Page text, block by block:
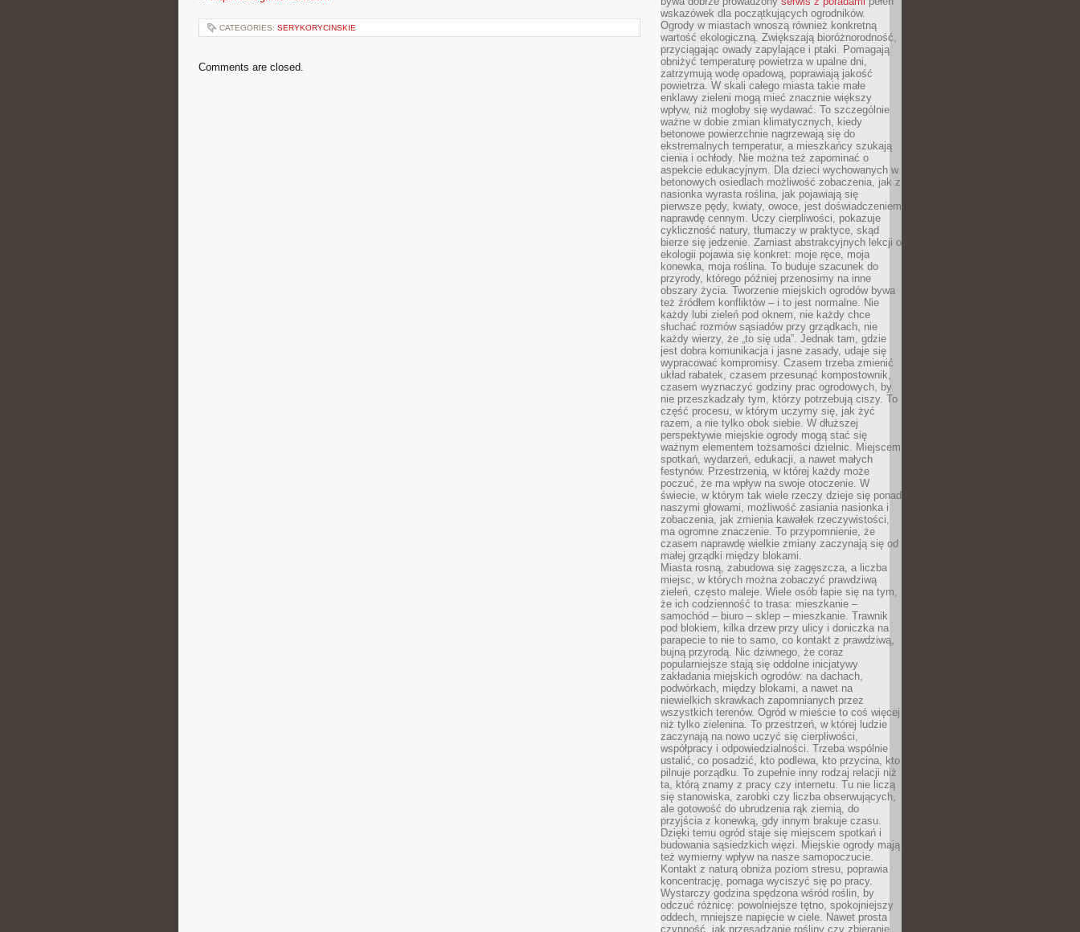
CATEGORIES: SERYKORYCINSKIE
Comments are closed.
wskazówek dla początkujących ogrodników.
Ogrody w miastach wnoszą również konkretną
wartość ekologiczną. Zwiększają bioróżnorodność,
przyciągając owady zapylające i ptaki. Pomagają
obniżyć temperaturę powietrza w upalne dni,
zatrzymują wodę opadową, poprawiają jakość
powietrza. W skali całego miasta takie małe
enklawy zieleni mogą mieć znacznie większy
wpływ, niż mogłoby się wydawać. To szczególnie
ważne w dobie zmian klimatycznych, kiedy
betonowe powierzchnie nagrzewają się do
ekstremalnych temperatur, a mieszkańcy szukają
cienia i ochłody. Nie można też zapominać o
aspekcie edukacyjnym. Dla dzieci wychowanych w
betonowych osiedlach możliwość zobaczenia, jak z
nasionka wyrasta roślina, jak pojawiają się
pierwsze pędy, kwiaty, owoce, jest doświadczeniem
naprawdę cennym. Uczy cierpliwości, pokazuje
cykliczność natury, tłumaczy w praktyce, skąd
bierze się jedzenie. Zamiast abstrakcyjnych lekcji o
ekologii pojawia się konkret: moje ręce, moja
konewka, moja roślina. To buduje szacunek do
przyrody, którego później przenosimy na inne
obszary życia. Tworzenie miejskich ogrodów bywa
też źródłem konfliktów – i to jest normalne. Nie
każdy lubi zieleń pod oknem, nie każdy chce
słuchać rozmów sąsiadów przy grządkach, nie
każdy wierzy, że „to się uda”. Jednak tam, gdzie
jest dobra komunikacja i jasne zasady, udaje się
wypracować kompromisy. Czasem trzeba zmienić
układ rabatek, czasem przesunąć kompostownik,
czasem wyznaczyć godziny prac ogrodowych, by
nie przeszkadzały tym, którzy potrzebują ciszy. To
część procesu, w którym uczymy się, jak żyć
razem, a nie tylko obok siebie. W dłuższej
perspektywie miejskie ogrody mogą stać się
ważnym elementem tożsamości dzielnic. Miejscem
spotkań, wydarzeń, edukacji, a nawet małych
festynów. Przestrzenią, w której każdy może
poczuć, że ma wpływ na swoje otoczenie. W
świecie, w którym tak wiele rzeczy dzieje się ponad
naszymi głowami, możliwość zasiania nasionka i
zobaczenia, jak zmienia kawałek rzeczywistości,
ma ogromne znaczenie. To przypomnienie, że
czasem naprawdę wielkie zmiany zaczynają się od
małej grządki między blokami.
Miasta rosną, zabudowa się zagęszcza, a liczba
miejsc, w których można zobaczyć prawdziwą
zieleń, często maleje. Wiele osób łapie się na tym,
że ich codzienność to trasa: mieszkanie –
samochód – biuro – sklep – mieszkanie. Trawnik
pod blokiem, kilka drzew przy ulicy i doniczka na
parapecie to nie to samo, co kontakt z prawdziwą,
bujną przyrodą. Nic dziwnego, że coraz
popularniejsze stają się oddolne inicjatywy
zakładania miejskich ogrodów: na dachach,
podwórkach, między blokami, a nawet na
niewielkich skrawkach zapomnianych przez
wszystkich terenów. Ogród w mieście to coś więcej
niż tylko zielenina. To przestrzeń, w której ludzie
zaczynają na nowo uczyć się cierpliwości,
współpracy i odpowiedzialności. Trzeba wspólnie
ustalić, co posadzić, kto podlewa, kto przycina, kto
pilnuje porządku. To zupełnie inny rodzaj relacji niż
ta, którą znamy z pracy czy internetu. Tu nie liczą
się stanowiska, zarobki czy liczba obserwujących,
ale gotowość do ubrudzenia rąk ziemią, do
przyjścia z konewką, gdy innym brakuje czasu.
Dzięki temu ogród staje się miejscem spotkań i
budowania sąsiedzkich więzi. Miejskie ogrody mają
też wymierny wpływ na nasze samopoczucie.
Kontakt z naturą obniża poziom stresu, poprawia
koncentrację, pomaga wyciszyć się po pracy.
Wystarczy godzina spędzona wśród roślin, by
odczuć różnicę: powolniejsze tętno, spokojniejszy
oddech, mniejsze napięcie w ciele. Nawet prosta
czynność, jak przesadzanie rośliny czy zbieranie